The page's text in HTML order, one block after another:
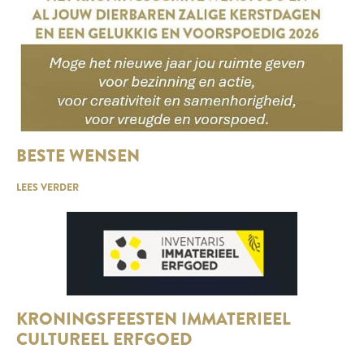
BESTE WENSEN
LEES VERDER
KRONINGSFEESTEN IMMATERIEEL
CULTUREEL ERFGOED